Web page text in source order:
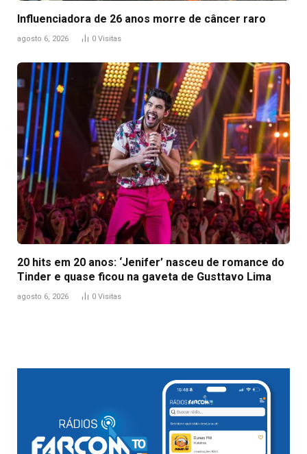
Influenciadora de 26 anos morre de câncer raro
agosto 6, 2026 0 Visitas
20 hits em 20 anos: ‘Jenifer’ nasceu de romance do
Tinder e quase ficou na gaveta de Gusttavo Lima
agosto 6, 2026 0 Visitas